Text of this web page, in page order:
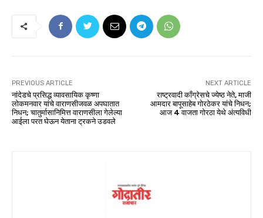
PREVIOUS ARTICLE
नांदेडचे प्रसिद्ध व्यावसायिक कृष्णा
लोकमनवार यांचे वाराणसीजवळ अपघातात
निधन; चातुर्मासानिमित्त वाराणसीला गेलेल्या
आईला परत घेऊन येताना ट्रकने उडवले
NEXT ARTICLE
राष्ट्रवादी कॉंग्रेसचे ज्येष्ठ नेते, माजी
आमदार बापूसाहेब गोरठेकर यांचे निधन;
आज 4 वाजता गोरठा येथे अंत्यविधी